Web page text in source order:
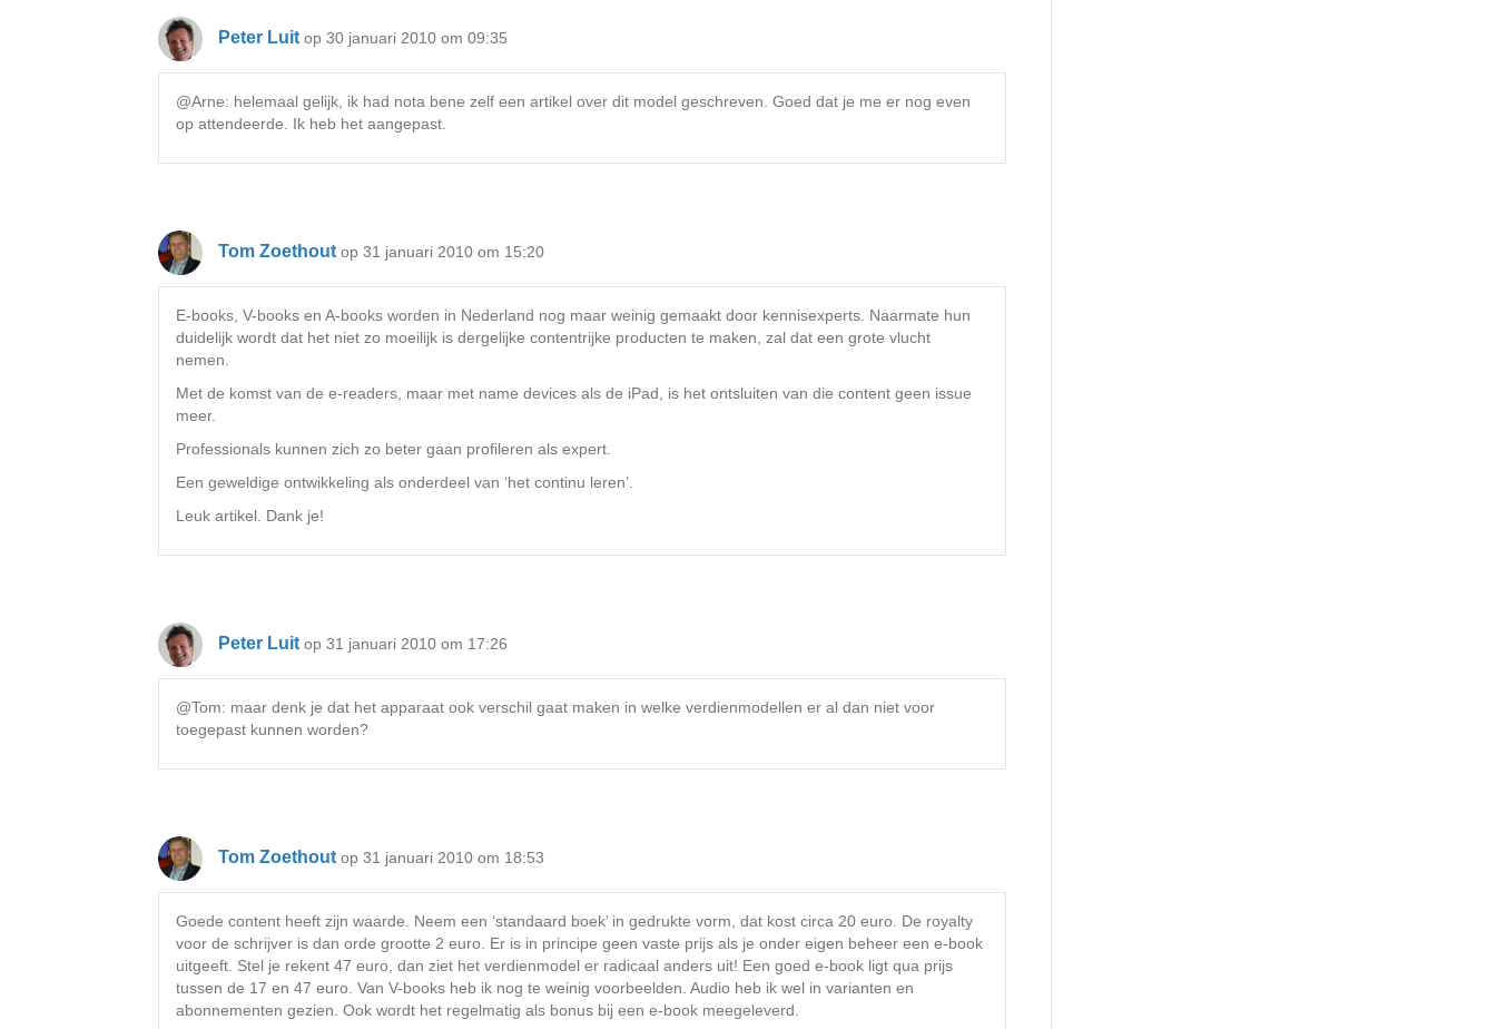
Peter Luit op 30 januari 2010 om 09:35
@Arne: helemaal gelijk, ik had nota bene zelf een artikel over dit model geschreven. Goed dat je me er nog even
op attendeerde. Ik heb het aangepast.
Tom Zoethout op 31 januari 2010 om 15:20
E-books, V-books en A-books worden in Nederland nog maar weinig gemaakt door kennisexperts. Naarmate hun
duidelijk wordt dat het niet zo moeilijk is dergelijke contentrijke producten te maken, zal dat een grote vlucht
nemen.
Met de komst van de e-readers, maar met name devices als de iPad, is het ontsluiten van die content geen issue
meer.
Professionals kunnen zich zo beter gaan profileren als expert.
Een geweldige ontwikkeling als onderdeel van ‘het continu leren’.
Leuk artikel. Dank je!
Peter Luit op 31 januari 2010 om 17:26
@Tom: maar denk je dat het apparaat ook verschil gaat maken in welke verdienmodellen er al dan niet voor
toegepast kunnen worden?
Tom Zoethout op 31 januari 2010 om 18:53
Goede content heeft zijn waarde. Neem een ‘standaard boek’ in gedrukte vorm, dat kost circa 20 euro. De royalty
voor de schrijver is dan orde grootte 2 euro. Er is in principe geen vaste prijs als je onder eigen beheer een e-book
uitgeeft. Stel je rekent 47 euro, dan ziet het verdienmodel er radicaal anders uit! Een goed e-book ligt qua prijs
tussen de 17 en 47 euro. Van V-books heb ik nog te weinig voorbeelden. Audio heb ik wel in varianten en
abonnementen gezien. Ook wordt het regelmatig als bonus bij een e-book meegeleverd.